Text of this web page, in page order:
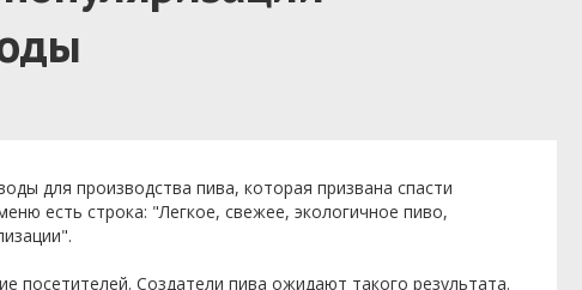
для производства пива, которая призвана спасти
есть строка: "Легкое, свежее, экологичное пиво,
посетителей. Создатели пива ожидают такого результата.